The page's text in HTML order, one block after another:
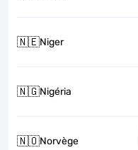
🇳🇪Niger
🇳🇬Nigéria
🇳🇴Norvège